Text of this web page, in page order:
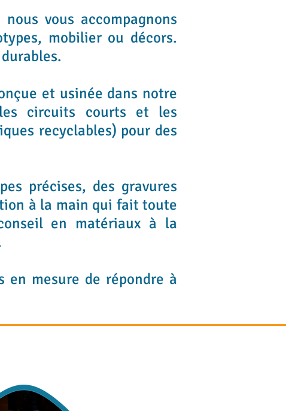
vous accompagnons
mobilier ou décors.
et usinée dans notre
circuits courts et les
recyclables) pour des
précises, des gravures
à la main qui fait toute
en matériaux à la
en mesure de répondre à